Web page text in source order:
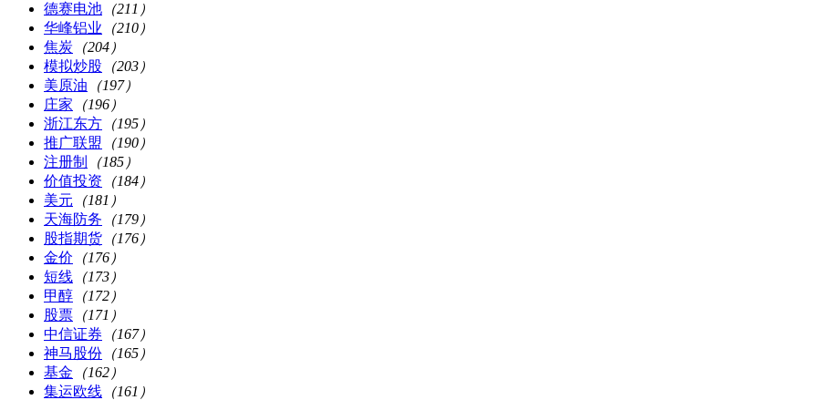
德赛电池 （211）
华峰铝业 （210）
焦炭 （204）
模拟炒股 （203）
美原油 （197）
庄家 （196）
浙江东方 （195）
推广联盟 （190）
注册制
（185）
价值投资 （184）
美元 （181）
天海防务 （179）
股指期货 （176）
金价 （176）
短线 （173）
甲醇 （172）
股票 （171）
中信证券 （167）
神马股份 （165）
基金 （162）
集运欧线 （161）